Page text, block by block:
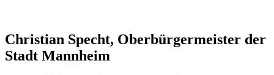
Christian Specht, Oberbürgermeister der
Stadt Mannheim